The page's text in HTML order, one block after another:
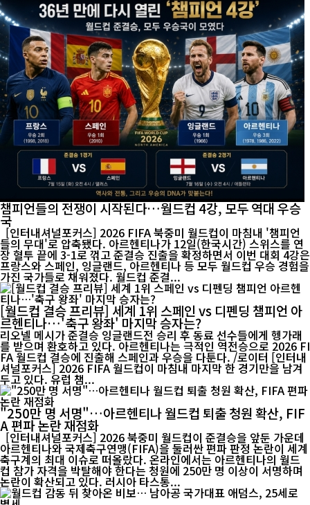
챔피언들의 전쟁이 시작된다…월드컵 4강, 모두 역대 우승
국
[인터내셔널포커스] 2026 FIFA 북중미 월드컵이 마침내 '챔피언
들의 무대'로 압축됐다. 아르헨티나가 12일(한국시간) 스위스를 연
장 혈투 끝에 3-1로 꺾고 준결승 진출을 확정하면서 이번 대회 4강은
프랑스와 스페인, 잉글랜드, 아르헨티나 등 모두 월드컵 우승 경험을
가진 국가들로 채워졌다. 월드컵 준결...
[월드컵 결승 프리뷰] 세계 1위 스페인 vs 디펜딩 챔피언 아
르헨티나…'축구 왕좌' 마지막 승자는?
리오넬 메시가 준결승 잉글랜드전 승리 후 동료 선수들에게 헹가래
를 받으며 환호하고 있다. 아르헨티나는 극적인 역전승으로 2026 FI
FA 월드컵 결승에 진출해 스페인과 우승을 다툰다. /로이터 [인터내
셔널포커스] 2026 FIFA 월드컵이 마침내 마지막 한 경기만을 남겨
두고 있다. 유럽 챔...
"250만 명 서명"…아르헨티나 월드컵 퇴출 청원 확산, FIF
A 편파 논란 재점화
[인터내셔널포커스] 2026 북중미 월드컵이 준결승을 앞둔 가운데
아르헨티나와 국제축구연맹(FIFA)을 둘러싼 편파 판정 논란이 세계
축구계의 최대 이슈로 떠올랐다. 온라인에서는 아르헨티나의 월드
컵 참가 자격을 박탈해야 한다는 청원에 250만 명 이상이 서명하며
논란이 확산되고 있다. 러시아 타스통...